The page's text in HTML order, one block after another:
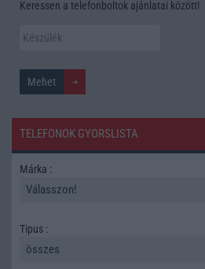
Keressen a telefonboltok ajánlatai között!
TELEFONOK GYORSLISTA
Márka :
Tipus :